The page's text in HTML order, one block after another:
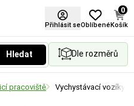
Přihlásit seOblíbené
0
Košík
Hledat Dle rozměrů
pracoviště Vychystávací vozíky